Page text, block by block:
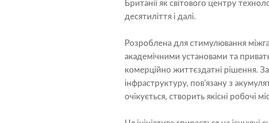
Британії як світового центру
десятиліття і далі.
Розроблена для стимулювання
академічними установами та
комерційно життєздатні рішення.
інфраструктуру, пов'язану з
очікується, створить якісні робочі